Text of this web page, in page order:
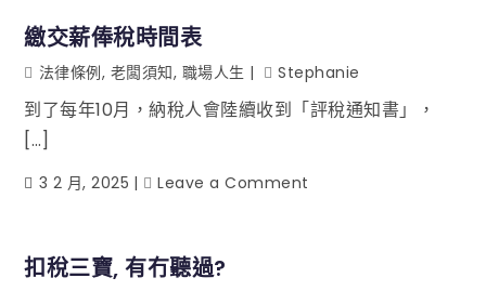
繳交薪俸稅時間表
法律條例, 老闆須知, 職場人生 Stephanie
到了每年10月，納稅人會陸續收到「評稅通知書」，
[…]
3 2 月, 2025 Leave a Comment
扣稅三寶, 有冇聽過?